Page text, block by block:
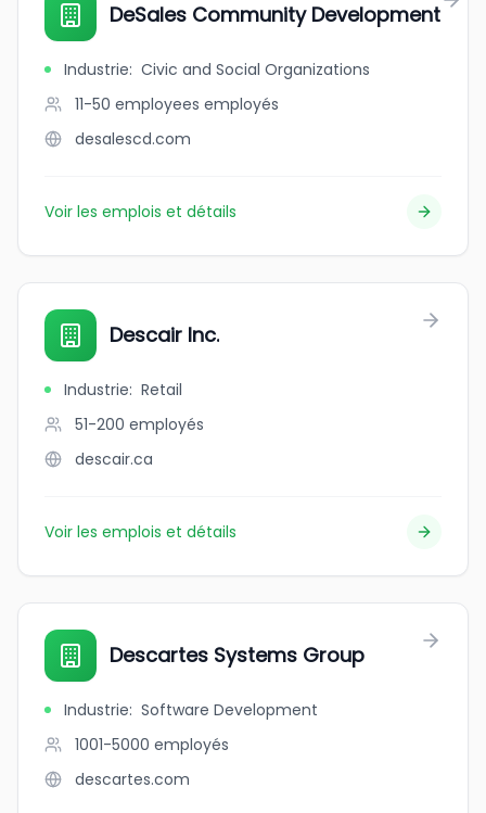
DeSales Community Development
Industrie: Civic and Social Organizations
11-50 employees employés
desalescd.com
Voir les emplois et détails
Descair Inc.
Industrie: Retail
51-200 employés
descair.ca
Voir les emplois et détails
Descartes Systems Group
Industrie: Software Development
1001-5000 employés
descartes.com